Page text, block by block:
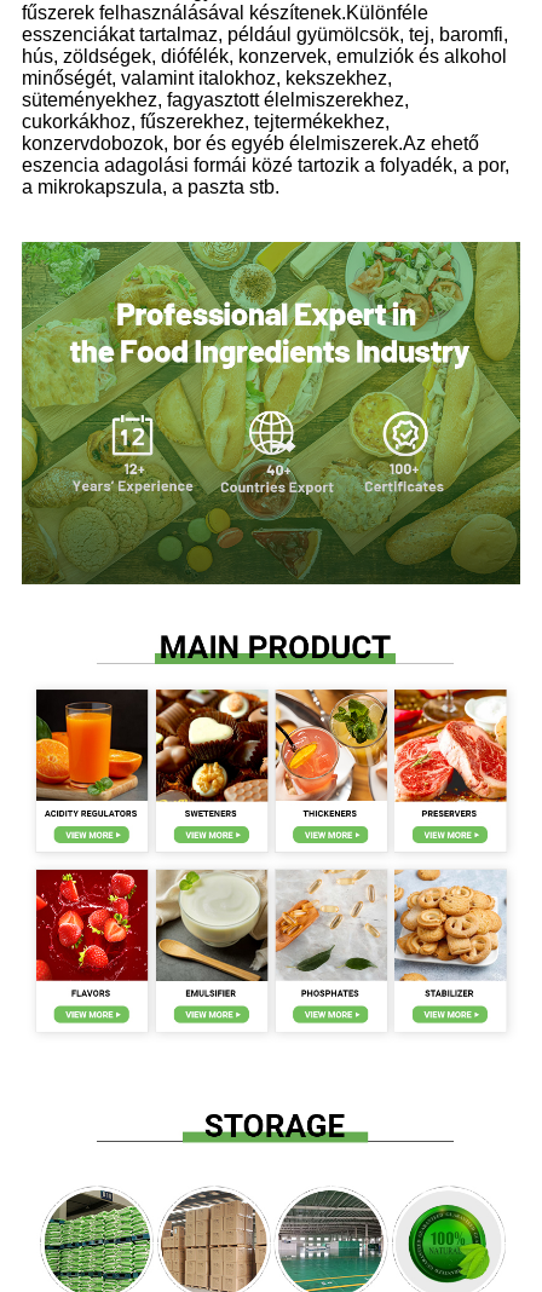
fűszerek felhasználásával készítenek.Különféle
esszenciákat tartalmaz, például gyümölcsök, tej, baromfi,
hús, zöldségek, diófélék, konzervek, emulziók és alkohol
minőségét, valamint italokhoz, kekszekhez,
süteményekhez, fagyasztott élelmiszerekhez,
cukorkákhoz, fűszerekhez, tejtermékekhez,
konzervdobozok, bor és egyéb élelmiszerek.Az ehető
eszencia adagolási formái közé tartozik a folyadék, a por,
a mikrokapszula, a paszta stb.